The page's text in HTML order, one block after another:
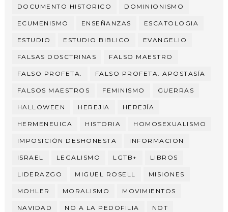
DOCUMENTO HISTORICO DOMINIONISMO
ECUMENISMO ENSEÑANZAS ESCATOLOGIA
ESTUDIO ESTUDIO BIBLICO EVANGELIO
FALSAS DOSCTRINAS FALSO MAESTRO
FALSO PROFETA. FALSO PROFETA. APOSTASÍA
FALSOS MAESTROS FEMINISMO GUERRAS
HALLOWEEN HEREJIA HEREJÍA
HERMENEUICA HISTORIA HOMOSEXUALISMO
IMPOSICIÓN DESHONESTA INFORMACION
ISRAEL LEGALISMO LGTB+ LIBROS
LIDERAZGO MIGUEL ROSELL MISIONES
MOHLER MORALISMO MOVIMIENTOS
NAVIDAD NO A LA PEDOFILIA NOT